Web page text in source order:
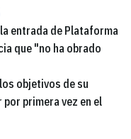
entrada de Plataforma
que "no ha obrado
objetivos de su
primera vez en el